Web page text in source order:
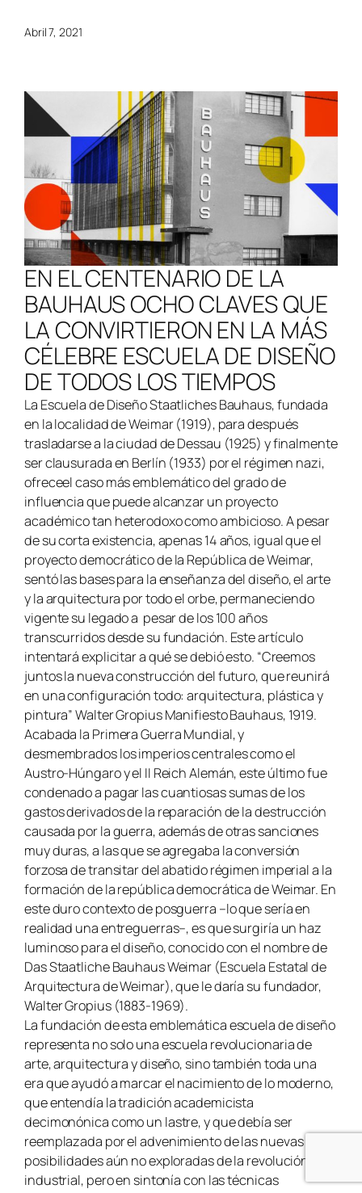
Abril 7, 2021
EN EL CENTENARIO DE LA
BAUHAUS OCHO CLAVES QUE
LA CONVIRTIERON EN LA MÁS
CÉLEBRE ESCUELA DE DISEÑO
DE TODOS LOS TIEMPOS
La Escuela de Diseño Staatliches Bauhaus, fundada
en la localidad de Weimar (1919), para después
trasladarse a la ciudad de Dessau (1925) y finalmente
ser clausurada en Berlín (1933) por el régimen nazi,
ofreceel caso más emblemático del grado de
influencia que puede alcanzar un proyecto
académico tan heterodoxo como ambicioso. A pesar
de su corta existencia, apenas 14 años, igual que el
proyecto democrático de la República de Weimar,
sentó las bases para la enseñanza del diseño, el arte
y la arquitectura por todo el orbe, permaneciendo
vigente su legado a pesar de los 100 años
transcurridos desde su fundación. Este artículo
intentará explicitar a qué se debió esto. “Creemos
juntos la nueva construcción del futuro, que reunirá
en una configuración todo: arquitectura, plástica y
pintura” Walter Gropius Manifiesto Bauhaus, 1919.
Acabada la Primera Guerra Mundial, y
desmembrados los imperios centrales como el
Austro-Húngaro y el II Reich Alemán, este último fue
condenado a pagar las cuantiosas sumas de los
gastos derivados de la reparación de la destrucción
causada por la guerra, además de otras sanciones
muy duras, a las que se agregaba la conversión
forzosa de transitar del abatido régimen imperial a la
formación de la república democrática de Weimar. En
este duro contexto de posguerra –lo que sería en
realidad una entreguerras–, es que surgiría un haz
luminoso para el diseño, conocido con el nombre de
Das Staatliche Bauhaus Weimar (Escuela Estatal de
Arquitectura de Weimar), que le daría su fundador,
Walter Gropius (1883-1969).
La fundación de esta emblemática escuela de diseño
representa no solo una escuela revolucionaria de
arte, arquitectura y diseño, sino también toda una
era que ayudó a marcar el nacimiento de lo moderno,
que entendía la tradición academicista
decimonónica como un lastre, y que debía ser
reemplazada por el advenimiento de las nuevas
posibilidades aún no exploradas de la revolución
industrial, pero en sintonía con las técnicas